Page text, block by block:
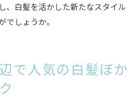
、白髪を活かした新たなスタイル
でしょうか。
で人気の白髪ぼか